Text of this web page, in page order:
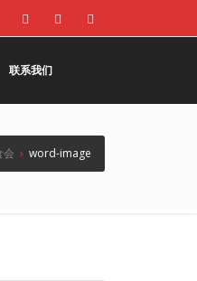
联系我们
会 › word-image